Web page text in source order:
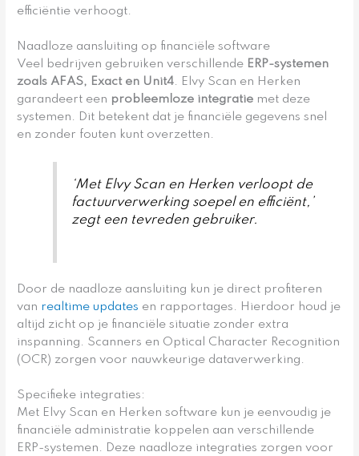
efficiëntie verhoogt.
Naadloze aansluiting op financiële software
Veel bedrijven gebruiken verschillende ERP-systemen
zoals AFAS, Exact en Unit4. Elvy Scan en Herken
garandeert een probleemloze integratie met deze
systemen. Dit betekent dat je financiële gegevens snel
en zonder fouten kunt overzetten.
‘Met Elvy Scan en Herken verloopt de
factuurverwerking soepel en efficiënt,’
zegt een tevreden gebruiker.
Door de naadloze aansluiting kun je direct profiteren
van realtime updates en rapportages. Hierdoor houd je
altijd zicht op je financiële situatie zonder extra
inspanning. Scanners en Optical Character Recognition
(OCR) zorgen voor nauwkeurige dataverwerking.
Specifieke integraties:
Met Elvy Scan en Herken software kun je eenvoudig je
financiële administratie koppelen aan verschillende
ERP-systemen. Deze naadloze integraties zorgen voor